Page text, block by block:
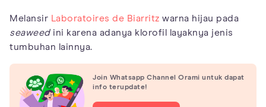
Melansir Laboratoires de Biarritz warna hijau pada
seaweedini karena adanya klorofil layaknya jenis
tumbuhan lainnya.
Join Whatsapp Channel Orami untuk dapat
info terupdate!